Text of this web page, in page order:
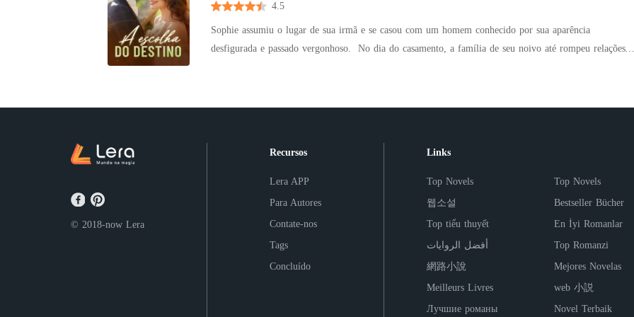
esposa troféu estava morta. Agora, era a minha vez de jogar.
4.5
Sophie assumiu o lugar de sua irmã e se casou com um homem conhecido por sua aparência
desfigurada e passado vergonhoso. No dia do casamento, a família de seu noivo até rompeu relações
atrás de um disfarce na esperança de que sua esposa desistisse dele. Porém, quando ela tentou se
afastar, ele entrou em pânico e pediu: "Por favor, Sophie, não vá. Um beijo, e eu farei qualquer coisa
© 2018-now Lera
Recursos
Lera APP
Para Autores
Contate-nos
Tags
Concluído
Links
Top Novels
Top Novels
웹소설
Bestseller Bücher
Top tiểu thuyết
En İyi Romanlar
أفضل الروايات
Top Romanzi
網路小說
Mejores Novelas
Meilleurs Livres
web 小説
Лучшие романы
Novel Terbaik